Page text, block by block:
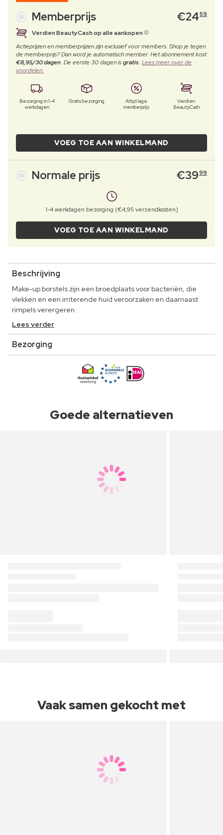
Memberprijs €2459
Verdien BeautyCash op alle aankopen
Actieprijzen en memberprijzen zijn exclusief voor members. Shop je tegen
de memberprijs? Dan word je automatisch member. Het abonnement kost
€8,95/30 dagen. De eerste 30 dagen isgratis. Lees meer over de
voordelen.
Bezorging in 1-4
werkdagen
Gratis bezorging
Altijd lage
memberprijs
Verdien
BeautyCash
VOEG TOE AAN WINKELMAND
Normale prijs €3999
1-4 werkdagen bezorging (€4,95 verzendkosten)
VOEG TOE AAN WINKELMAND
Beschrijving
Make-up borstels zijn een broedplaats voor bacteriën, die
vlekken en een irriterende huid veroorzaken en daarnaast
rimpels verergeren.
Lees verder
Bezorging
Goede alternatieven
Vaak samen gekocht met